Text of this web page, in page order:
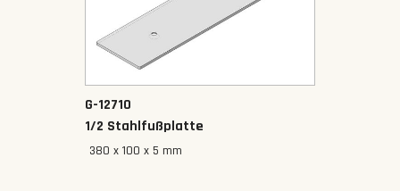
G-12710
1/2 Stahlfußplatte
380 x 100 x 5 mm